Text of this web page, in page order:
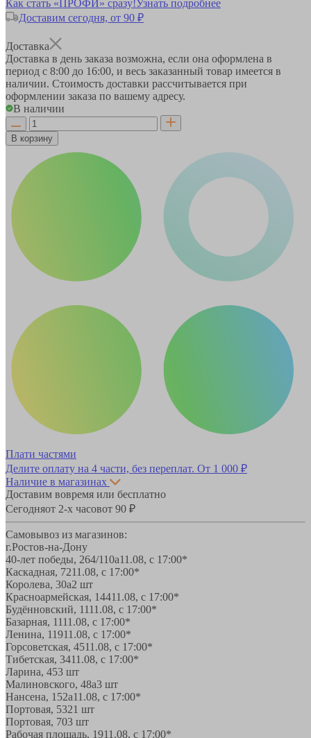
Как стать «ПРОФИ» сразу!Узнать подробнее
Доставим сегодня, от 90 ₽
Доставка
Доставка в день заказа возможна, если она оформлена в
период с 8:00 до 16:00, и весь заказанный товар имеется в
наличии. Стоимость доставки рассчитывается при
оформлении заказа по вашему адресу.
В наличии
В корзину
Плати частями
Делите оплату на 4 части, без переплат. От 1 000 ₽
Наличие в магазинах
Доставим вовремя или бесплатно
Сегодняот 2-х часовот 90 ₽
Самовывоз из магазинов:
г.Ростов-на-Дону
40-лет победы, 264/110а11.08, с 17:00*
Каскадная, 7211.08, с 17:00*
Королева, 30а2 шт
Красноармейская, 14411.08, с 17:00*
Будённовский, 1111.08, с 17:00*
Базарная, 1111.08, с 17:00*
Ленина, 11911.08, с 17:00*
Горсоветская, 4511.08, с 17:00*
Тибетская, 3411.08, с 17:00*
Ларина, 453 шт
Малиновского, 48а3 шт
Нансена, 152а11.08, с 17:00*
Портовая, 5321 шт
Портовая, 703 шт
Рабочая площадь, 1911.08, с 17:00*